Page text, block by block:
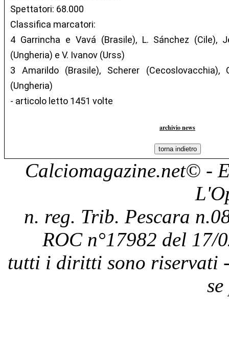
Spettatori: 68.000
Classifica marcatori:
4 Garrincha e Vavá (Brasile), L. Sánchez (Cile),
(Ungheria) e V. Ivanov (Urss)
3 Amarildo (Brasile), Scherer
(Ungheria)
- articolo letto 1451 volte
archivio news
Calciomagazine.net© -
n. reg. Trib. Pescara
ROC n°17982 del 17/
tutti i diritti sono riservati